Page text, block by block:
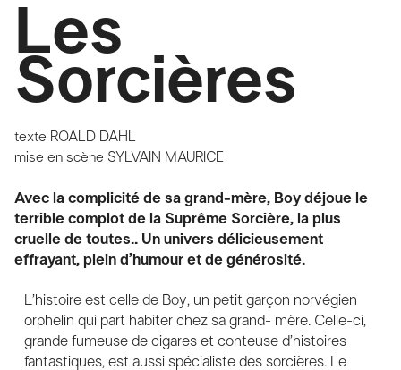
Les
Sorcières
texte ROALD DAHL
mise en scène SYLVAIN MAURICE
Avec la complicité de sa grand-mère, Boy déjoue le
terrible complot de la Suprême Sorcière, la plus
cruelle de toutes.. Un univers délicieusement
effrayant, plein d’humour et de générosité.
L’histoire est celle de Boy, un petit garçon norvégien
orphelin qui part habiter chez sa grand- mère. Celle-ci,
grande fumeuse de cigares et conteuse d’histoires
fantastiques, est aussi spécialiste des sorcières. Le